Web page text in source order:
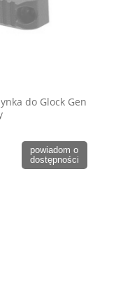
do Glock Gen
powiadom o
dostępności